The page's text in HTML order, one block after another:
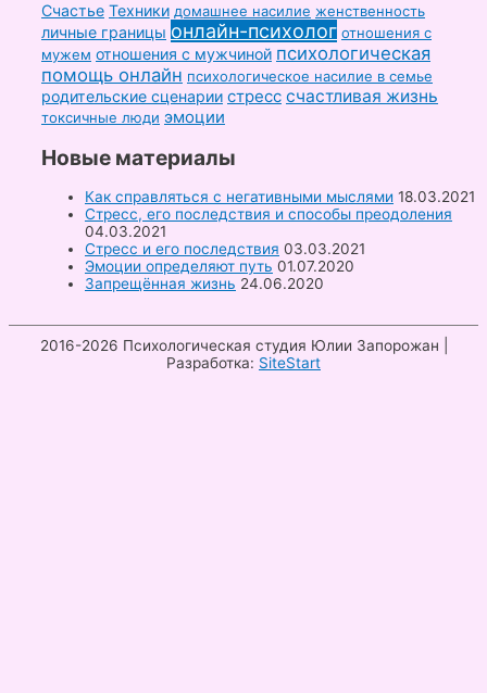
Счастье Техники домашнее насилие женственность
личные границы онлайн-психолог отношения с
мужем отношения с мужчиной психологическая
помощь онлайн психологическое насилие в семье
родительские сценарии стресс счастливая жизнь
токсичные люди эмоции
Новые материалы
Как справляться с негативными мыслями 18.03.2021
Стресс, его последствия и способы преодоления
04.03.2021
Стресс и его последствия 03.03.2021
Эмоции определяют путь 01.07.2020
Запрещённая жизнь 24.06.2020
2016-2026 Психологическая студия Юлии Запорожан
Разработка: SiteStart